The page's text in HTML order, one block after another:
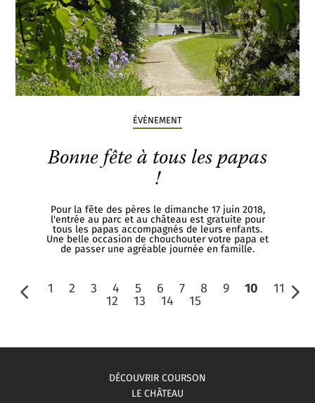
ÉVÈNEMENT
Bonne fête à tous les papas
!
Pour la fête des pères le dimanche 17 juin 2018,
l'entrée au parc et au château est gratuite pour
tous les papas accompagnés de leurs enfants.
Une belle occasion de chouchouter votre papa et
de passer une agréable journée en famille.
1 2 3 4 5 6 7 8 9 10
11
12
13 14 15
DÉCOUVRIR COURSON
LE CHÂTEAU